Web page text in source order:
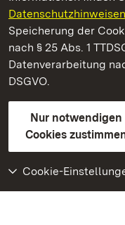
Speicherung der
nach § 25 Abs. 1
Datenverarbeitung
DSGVO.
Nur notwendigen
Cookies
Cookie-
Staatliche Schlösser und
Staatliche Schlösser
Kontakt
Gebärdensprache
Erklärung zur
BITV-konform
Weiteres